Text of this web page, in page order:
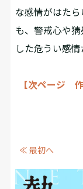
な感情がはた
も、警戒心や
した危うい感情
【次ページ
≪ 最初へ